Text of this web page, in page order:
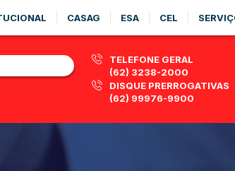
CASAG ESA CEL
TELEFONE GERAL
(62) 3238-2000
DISQUE PRERROGATIVAS
(62) 99976-9900